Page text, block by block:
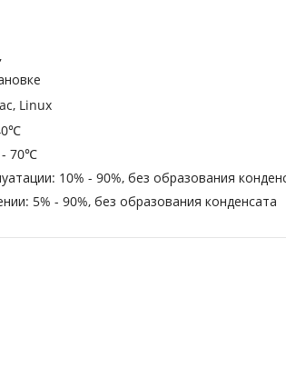
Linux
- 70℃
10% - 90%, без образования
5% - 90%, без образования конденсата